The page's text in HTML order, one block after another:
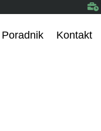
Poradnik Kontakt